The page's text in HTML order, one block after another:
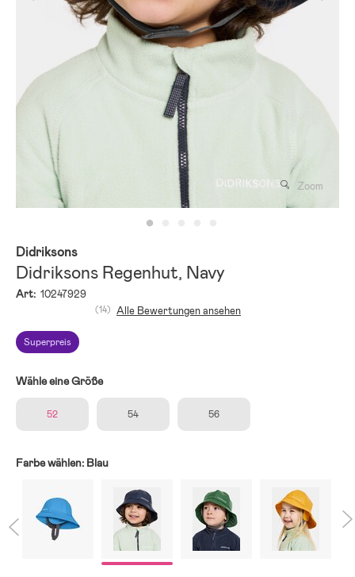
Zoom
Didriksons
Didriksons Regenhut, Navy
Art: 10247929
Superpreis
(14) Alle Bewertungen ansehen
Wähle eine Größe
52 54 56
Farbe wählen: Blau